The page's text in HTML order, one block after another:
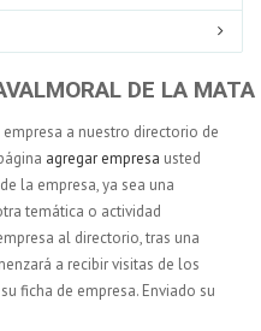
DE LA MATA
a nuestro directorio de
agregar empresa usted
la empresa, ya sea una
temática o actividad
al directorio, tras una
a recibir visitas de los
ficha de empresa. Enviado su